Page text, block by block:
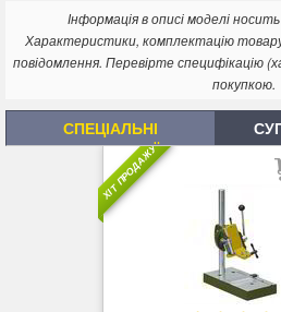
-подібними пазами.
- Опорна стійка ø 45 мм,
Інформація в описі моделі
Характеристики, комплектацію
повідомлення. Перевірте специфікацію
покупкою.
СПЕЦІАЛЬНІ
ПРОПОЗИЦІЇ
ХІТ ПРОДАЖУ